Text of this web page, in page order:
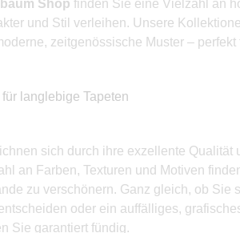
zu
eine
Shop finden Sie eine Vielzahl an
und Stil verleihen. Unsere
zeitgenössische Muster –
langlebige Tapeten
sich durch ihre exzellente Qualität
an Farben, Texturen und Motiven
zu verschönern. Ganz gleich, ob Sie
oder ein auffälliges,
Sie garantiert fündig.